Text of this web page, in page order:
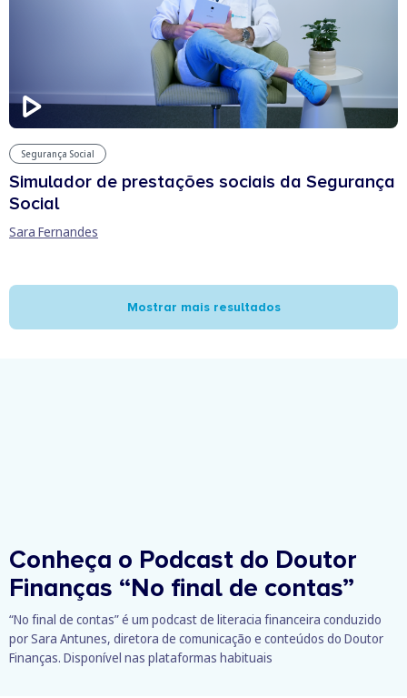
Segurança Social
Simulador de prestações sociais da Segurança
Social
Sara Fernandes
Mostrar mais resultados
Conheça o Podcast do Doutor
Finanças “No final de contas”
“No final de contas” é um podcast de literacia financeira conduzido
por Sara Antunes, diretora de comunicação e conteúdos do Doutor
Finanças. Disponível nas plataformas habituais